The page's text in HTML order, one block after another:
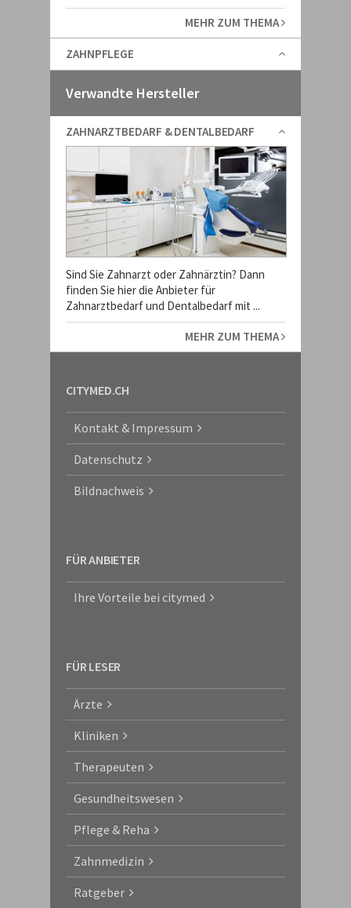
MEHR ZUM THEMA
ZAHNPFLEGE
Verwandte Hersteller
ZAHNARZTBEDARF & DENTALBEDARF
Sind Sie Zahnarzt oder Zahnärztin? Dann
finden Sie hier die Anbieter für
Zahnarztbedarf und Dentalbedarf mit ...
MEHR ZUM THEMA
CITYMED.CH
Kontakt & Impressum
Datenschutz
Bildnachweis
FÜR ANBIETER
Ihre Vorteile bei citymed
FÜR LESER
Ärzte
Kliniken
Therapeuten
Gesundheitswesen
Pflege & Reha
Zahnmedizin
Ratgeber